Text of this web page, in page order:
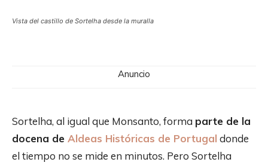
Vista del castillo de Sortelha desde la muralla
Anuncio
Sortelha, al igual que Monsanto, forma parte de la
docena de Aldeas Históricas de Portugal donde
el tiempo no se mide en minutos. Pero Sortelha